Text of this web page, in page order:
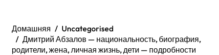
Домашняя
Uncategorised
Дмитрий Абзалов — национальность, биография,
родители, жена, личная жизнь, дети — подробности